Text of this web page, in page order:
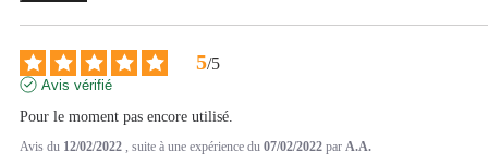
5/5
Avis vérifié
Pour le moment pas encore utilisé.
Avis du 12/02/2022 , suite à une expérience du 07/02/2022 par A.A.